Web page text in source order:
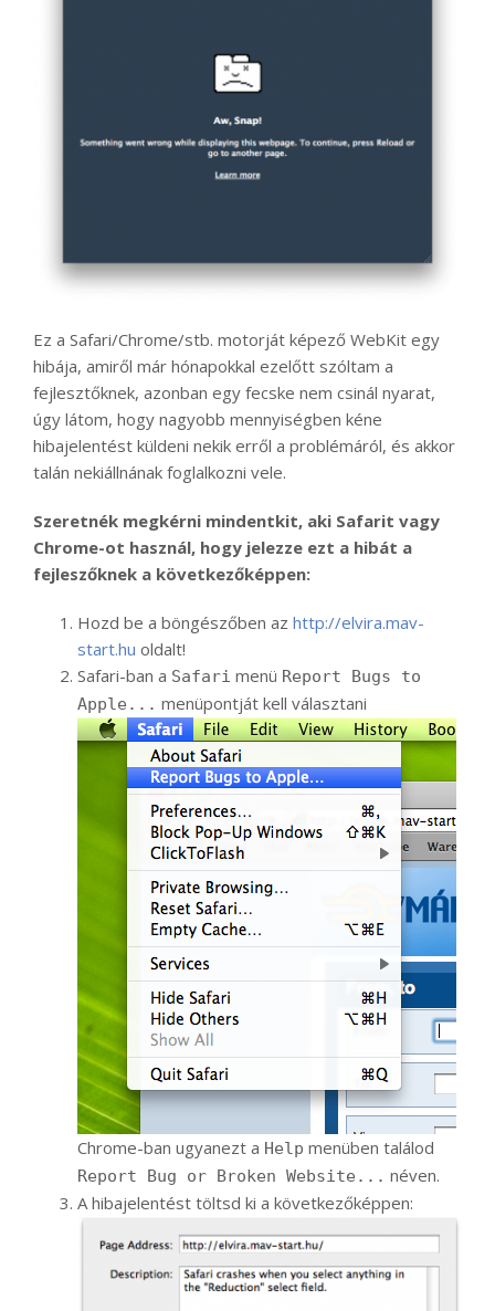
Ez a Safari/Chrome/stb. motorját képező WebKit egy
hibája, amiről már hónapokkal ezelőtt szóltam a
fejlesztőknek, azonban egy fecske nem csinál nyarat,
úgy látom, hogy nagyobb mennyiségben kéne
hibajelentést küldeni nekik erről a problémáról, és akkor
talán nekiállnának foglalkozni vele.
Szeretnék megkérni mindentkit, aki Safarit vagy
Chrome-ot használ, hogy jelezze ezt a hibát a
fejleszőknek a következőképpen:
Hozd be a böngészőben az http://elvira.mav-
start.hu oldalt!
Safari-ban a Safari menü Report Bugs to
Apple... menüpontját kell választani
Chrome-ban ugyanezt a Help menüben találod
Report Bug or Broken Website... néven.
A hibajelentést töltsd ki a következőképpen: